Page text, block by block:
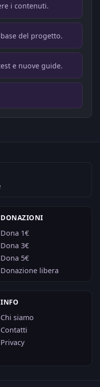
i contenuti.
del progetto.
e nuove guide.
DONAZIONI
Dona 1€
Dona 3€
Dona 5€
Donazione libera
INFO
Chi siamo
Contatti
Privacy